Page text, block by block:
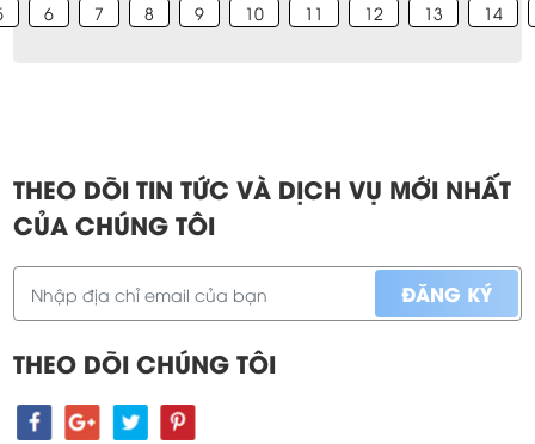
6 7 8 9 10 11 12 13 14
THEO DÕI TIN TỨC VÀ DỊCH VỤ MỚI NHẤT
CỦA CHÚNG TÔI
THEO DÕI CHÚNG TÔI